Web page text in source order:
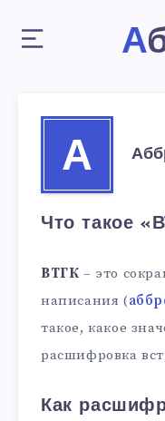
А
Что такое
ВТГК – это
написания (
такое, какое
расшифровка
Как